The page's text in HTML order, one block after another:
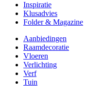
Inspiratie
Klusadvies
Folder & Magazine
Aanbiedingen
Raamdecoratie
Vloeren
Verlichting
Verf
Tuin